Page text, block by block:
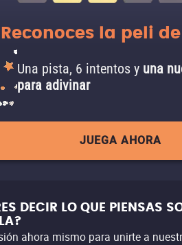
la peli
Una pista, 6 intentos y una
para adivinar
JUEGA AHORA
DECIR LO QUE PIENSAS
ahora mismo para unirte a